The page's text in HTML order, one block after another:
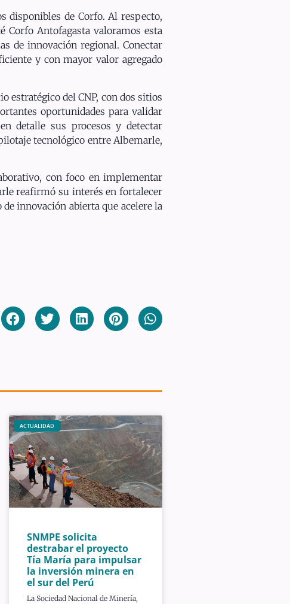
disponibles de Corfo. Al respecto,
Corfo Antofagasta valoramos esta
de innovación regional. Conectar
y con mayor valor agregado
estratégico del CNP, con dos sitios
oportunidades para validar
detalle sus procesos y detectar
tecnológico entre Albemarle,
con foco en implementar
reafirmó su interés en fortalecer
innovación abierta que acelere la
ACTUALIDAD
SNMPE solicita
destrabar el proyecto
Tía María para impulsar
la inversión minera en
el sur del Perú
La Sociedad Nacional de Minería,